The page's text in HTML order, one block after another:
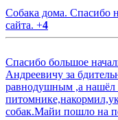
Собака дома. Спасибо
сайта. +4
Спасибо большое
Андреевичу за
равнодушным ,а нашёл
собак.Майи пошло на